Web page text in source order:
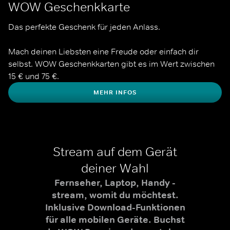
WOW Geschenkkarte
Das perfekte Geschenk für jeden Anlass.
Mach deinen Liebsten eine Freude oder einfach dir
selbst. WOW Geschenkkarten gibt es im Wert zwischen
MEHR INFOS
Stream auf dem Gerät
deiner Wahl
Fernseher, Laptop, Handy -
stream, womit du möchtest.
Inklusive Download-Funktionen
für alle mobilen Geräte. Buchst